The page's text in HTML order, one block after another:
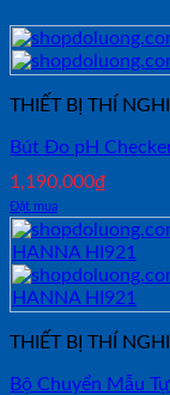
THIẾT BỊ THÍ
Bút Đo pH
1,190,000₫
Đặt mua
THIẾT BỊ THÍ
Bộ Chuyển Mẫu